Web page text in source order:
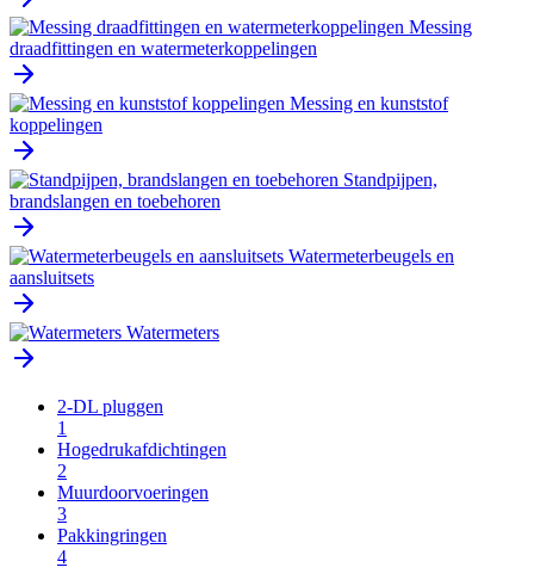
Messing
draadfittingen en watermeterkoppelingen
Messing en kunststof
koppelingen
Standpijpen,
brandslangen en toebehoren
Watermeterbeugels en
aansluitsets
Watermeters
2-DL pluggen
1
Hogedrukafdichtingen
2
Muurdoorvoeringen
3
Pakkingringen
4